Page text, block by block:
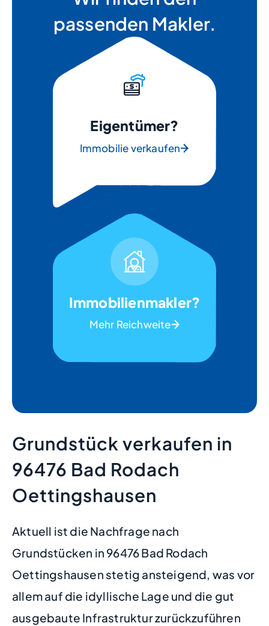
passenden Makler.
Eigentümer?
Immobilie verkaufen
Immobilienmakler?
Mehr Reichweite
Grundstück verkaufen in
96476 Bad Rodach
Oettingshausen
Aktuell ist die Nachfrage nach
Grundstücken in 96476 Bad Rodach
Oettingshausen stetig ansteigend, was vor
allem auf die idyllische Lage und die gut
ausgebaute Infrastruktur zurückzuführen